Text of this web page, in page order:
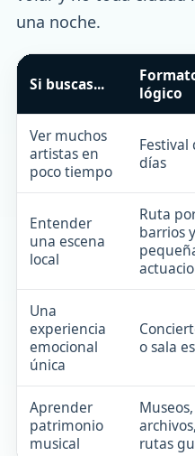
una noche.
Si buscas...
lógico
Ver muchos
artistas en
poco tiempo
Festival
días
Entender
una escena
local
Ruta
barrios y
Una
experiencia
emocional
única
o sala
Aprender
patrimonio
musical
rutas